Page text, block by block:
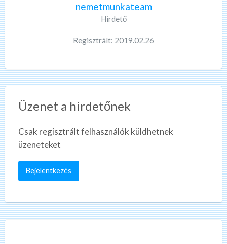
nemetmunkateam
Hirdető
Regisztrált: 2019.02.26
Üzenet a hirdetőnek
Csak regisztrált felhasználók küldhetnek
üzeneteket
Bejelentkezés